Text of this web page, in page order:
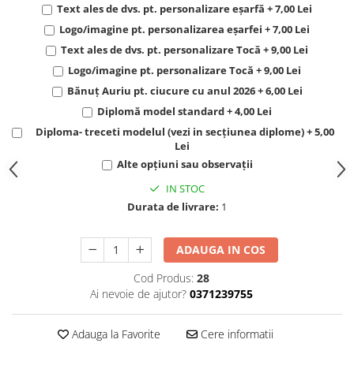
Text ales de dvs. pt. personalizare eșarfă + 7,00 Lei
Logo/imagine pt. personalizarea eșarfei + 7,00 Lei
Text ales de dvs. pt. personalizare Tocă + 9,00 Lei
Logo/imagine pt. personalizare Tocă + 9,00 Lei
Bănuț Auriu pt. ciucure cu anul 2026 + 6,00 Lei
Diplomă model standard + 4,00 Lei
Diploma- treceti modelul (vezi in secțiunea diplome) + 5,00
Lei
Alte opțiuni sau observații
IN STOC
Durata de livrare: 1
ADAUGA IN COS
Cod Produs: 28
Ai nevoie de ajutor? 0371239755
Adauga la Favorite Cere informatii